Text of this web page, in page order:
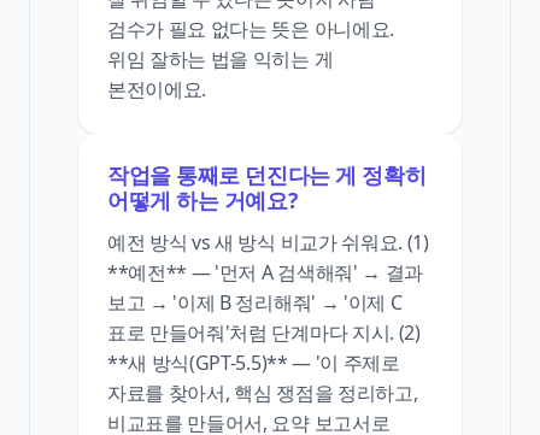
검수가 필요 없다는 뜻은 아니에요.
위임 잘하는 법을 익히는 게
본전이에요.
작업을 통째로 던진다는 게 정확히
어떻게 하는 거예요?
예전 방식 vs 새 방식 비교가 쉬워요. (1)
**예전** — '먼저 A 검색해줘' → 결과
보고 → '이제 B 정리해줘' → '이제 C
표로 만들어줘'처럼 단계마다 지시. (2)
**새 방식(GPT-5.5)** — '이 주제로
자료를 찾아서, 핵심 쟁점을 정리하고,
비교표를 만들어서, 요약 보고서로